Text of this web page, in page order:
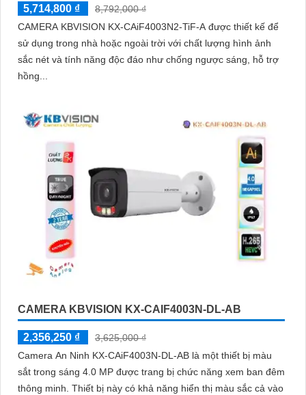
5,714,800 ₫
8,792,000 ₫
CAMERA KBVISION KX-CAiF4003N2-TiF-A được thiết kế để
sử dụng trong nhà hoặc ngoài trời với chất lượng hình ảnh
sắc nét và tính năng độc đáo như chống ngược sáng, hỗ trợ
hồng...
CAMERA KBVISION KX-CAIF4003N-DL-AB
2,356,250 ₫
3,625,000 ₫
Camera An Ninh KX-CAiF4003N-DL-AB là một thiết bị màu
sắt trong sáng 4.0 MP được trang bị chức năng xem ban đêm
thông minh. Thiết bị này có khả năng hiển thị màu sắc cả vào